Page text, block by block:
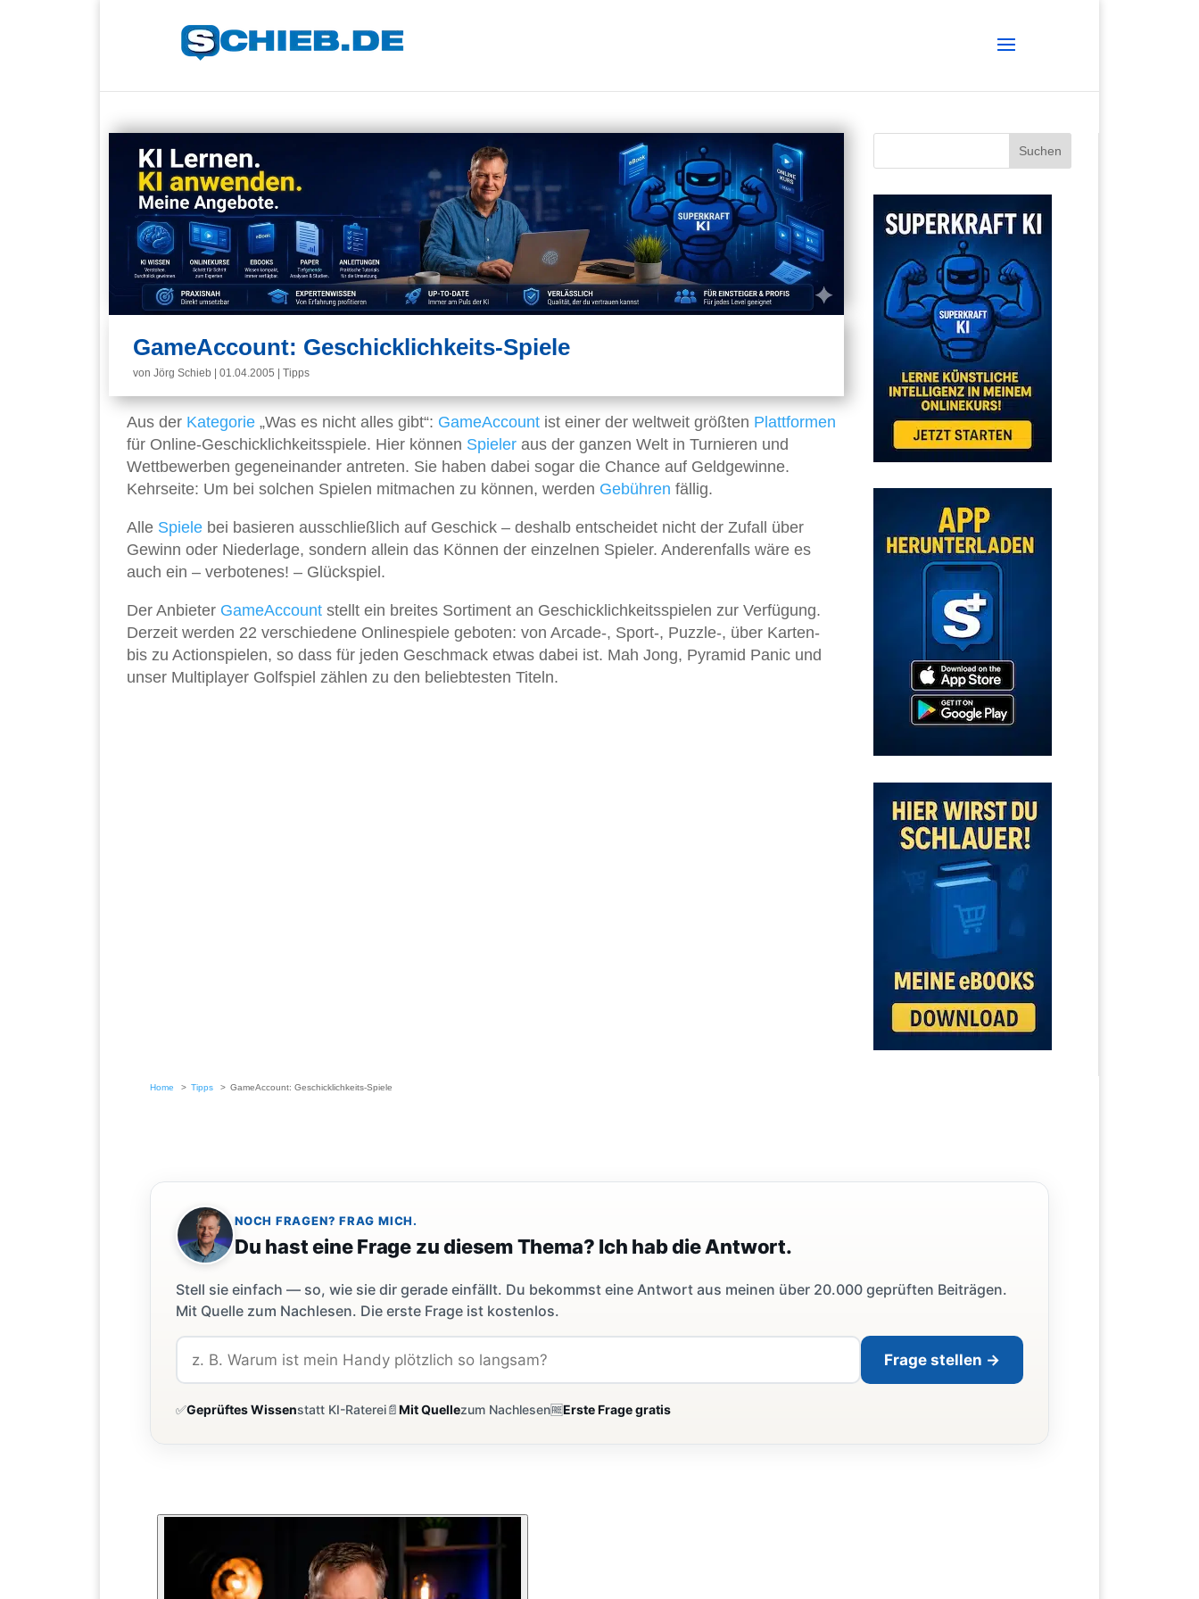
GameAccount: Geschicklichkeits-Spiele
von Jörg Schieb 01.04.2005 Tipps
Aus der Kategorie „Was es nicht alles gibt“: GameAccount ist einer der weltweit größten Plattformen
für Online-Geschicklichkeitsspiele. Hier können Spieler aus der ganzen Welt in Turnieren und
Wettbewerben gegeneinander antreten. Sie haben dabei sogar die Chance auf Geldgewinne.
Kehrseite: Um bei solchen Spielen mitmachen zu können, werden Gebühren fällig.
Alle Spiele bei basieren ausschließlich auf Geschick – deshalb entscheidet nicht der Zufall über
Gewinn oder Niederlage, sondern allein das Können der einzelnen Spieler. Anderenfalls wäre es
auch ein – verbotenes! – Glückspiel.
Der Anbieter GameAccount stellt ein breites Sortiment an Geschicklichkeitsspielen zur Verfügung.
Derzeit werden 22 verschiedene Onlinespiele geboten: von Arcade-, Sport-, Puzzle-, über Karten-
bis zu Actionspielen, so dass für jeden Geschmack etwas dabei ist. Mah Jong, Pyramid Panic und
unser Multiplayer Golfspiel zählen zu den beliebtesten Titeln.
Home Tipps GameAccount: Geschicklichkeits-Spiele
NOCH FRAGEN? FRAG MICH.
Du hast eine Frage zu diesem Thema? Ich hab die Antwort.
Stell sie einfach — so, wie sie dir gerade einfällt. Du bekommst eine Antwort aus meinen über 20.000 geprüften Beiträgen.
Mit Quelle zum Nachlesen. Die erste Frage ist kostenlos.
Frage stellen →
✅Geprüftes Wissenstatt KI-Raterei📄Mit Quellezum Nachlesen🆓Erste Frage gratis